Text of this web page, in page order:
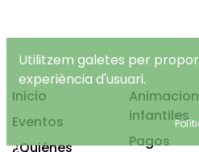
Inicio
Eventos
¿Quiénes
infantiles
Pagos
Utilitzem galetes per
experiència d'usuari.